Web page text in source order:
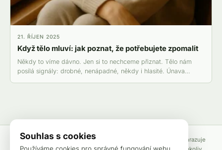
21. ŘÍJEN 2025
Když tělo mluví: jak poznat, že potřebujete zpomalit
Někdy to víme dávno. Jen si to nechceme přiznat. Tělo nám
posílá signály: drobné, nenápadné, někdy i hlasité. Únava…
Obsah Wellspace má pouze informační a vzdělávací účel. Nenahrazuje
Souhlas s cookies